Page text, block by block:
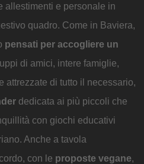
allestimenti e personale in
quadro. Come in Baviera,
pensati per accogliere un
di amici, intere famiglie,
attrezzate di tutto il necessario,
dedicata ai più piccoli che
con giochi educativi
Anche a tavola
con le proposte vegane,